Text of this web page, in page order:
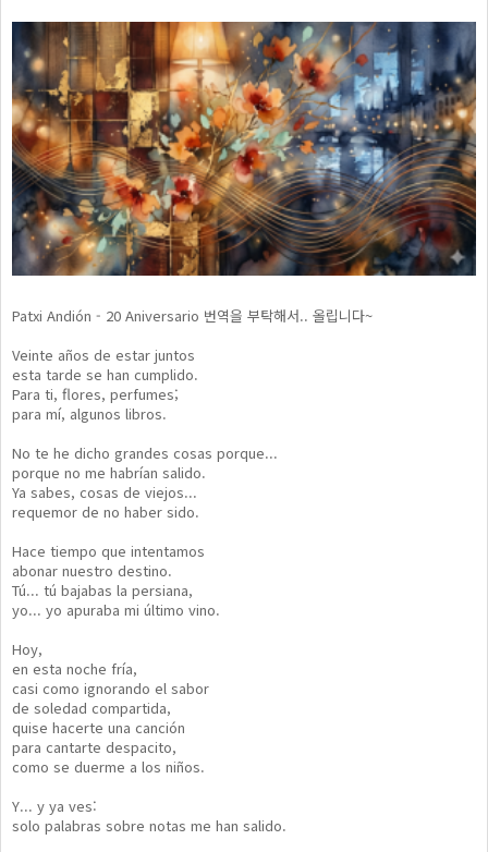
Patxi Andión - 20 Aniversario 번역을 부탁해서.. 올립니다~
Veinte años de estar juntos
esta tarde se han cumplido.
Para ti, flores, perfumes;
para mí, algunos libros.
No te he dicho grandes cosas porque...
porque no me habrían salido.
Ya sabes, cosas de viejos...
requemor de no haber sido.
Hace tiempo que intentamos
abonar nuestro destino.
Tú... tú bajabas la persiana,
yo... yo apuraba mi último vino.
Hoy,
en esta noche fría,
casi como ignorando el sabor
de soledad compartida,
quise hacerte una canción
para cantarte despacito,
como se duerme a los niños.
Y... y ya ves:
solo palabras sobre notas me han salido.